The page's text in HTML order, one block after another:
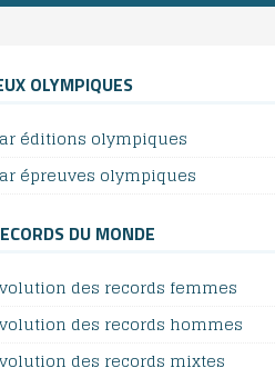
OLYMPIQUES
éditions olympiques
épreuves olympiques
DU MONDE
des records femmes
des records hommes
des records mixtes